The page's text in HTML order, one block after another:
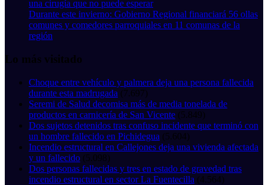
una cirugía que no puede esperar
Durante este invierno: Gobierno Regional financiará 56 ollas
comunes y comedores parroquiales en 11 comunas de la
región
Lo más visitado
Choque entre vehículo y palmera deja una persona fallecida
durante esta madrugada (7.697)
Seremi de Salud decomisa más de media tonelada de
productos en carnicería de San Vicente (5.849)
Dos sujetos detenidos tras confuso incidente que terminó con
un hombre fallecido en Pichidegua (5.604)
Incendio estructural en Callejones deja una vivienda afectada
y un fallecido (5.098)
Dos personas fallecidas y tres en estado de gravedad tras
incendio estructural en sector La Fuentecilla (4.564)